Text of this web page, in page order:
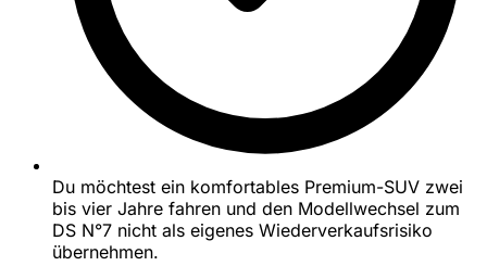
Du möchtest ein komfortables Premium-SUV zwei
bis vier Jahre fahren und den Modellwechsel zum
DS N°7 nicht als eigenes Wiederverkaufsrisiko
übernehmen.